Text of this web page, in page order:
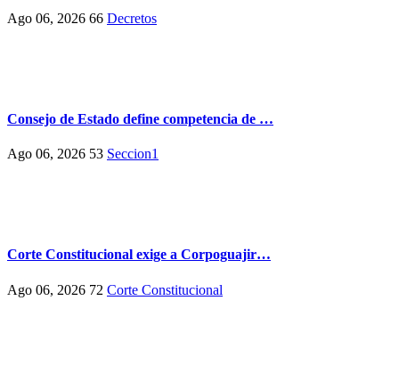
Ago 06, 2026 66 Decretos
Consejo de Estado define competencia de …
Ago 06, 2026 53 Seccion1
Corte Constitucional exige a Corpoguajir…
Ago 06, 2026 72 Corte Constitucional